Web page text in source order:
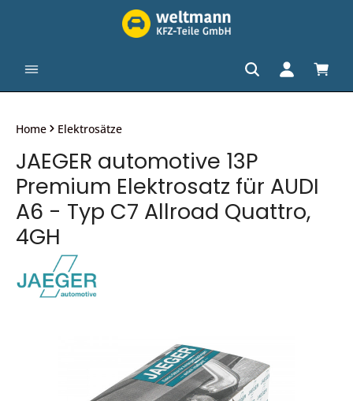
Home Elektrosätze
JAEGER automotive 13P
Premium Elektrosatz für AUDI
A6 - Typ C7 Allroad Quattro,
4GH